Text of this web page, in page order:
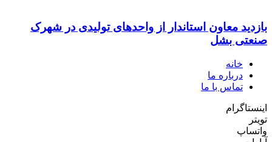
بازدید معاون استاندار از واحدهای تولیدی در شهرک
صنعتی بشل
خانه
درباره ما
تماس با ما
اینستاگرام
تویتر
واتساپ